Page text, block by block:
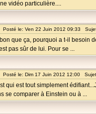
vidéo particulière....
Posté le: Ven 22 Juin 2012 09:33
que ça, pourquoi a t-il besoin
pas sûr de lui. Pour se ...
Posté le: Dim 17 Juin 2012 12:00
qui est tout simplement
se comparer à Einstein ou à ...